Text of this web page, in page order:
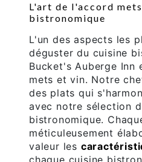
L'art de l'accord
bistronomique
L'un des aspects les
déguster du cuisine
Bucket's Auberge
mets et vin. Notre
des plats qui
avec notre sélection
bistronomique.
méticuleusement
valeur les